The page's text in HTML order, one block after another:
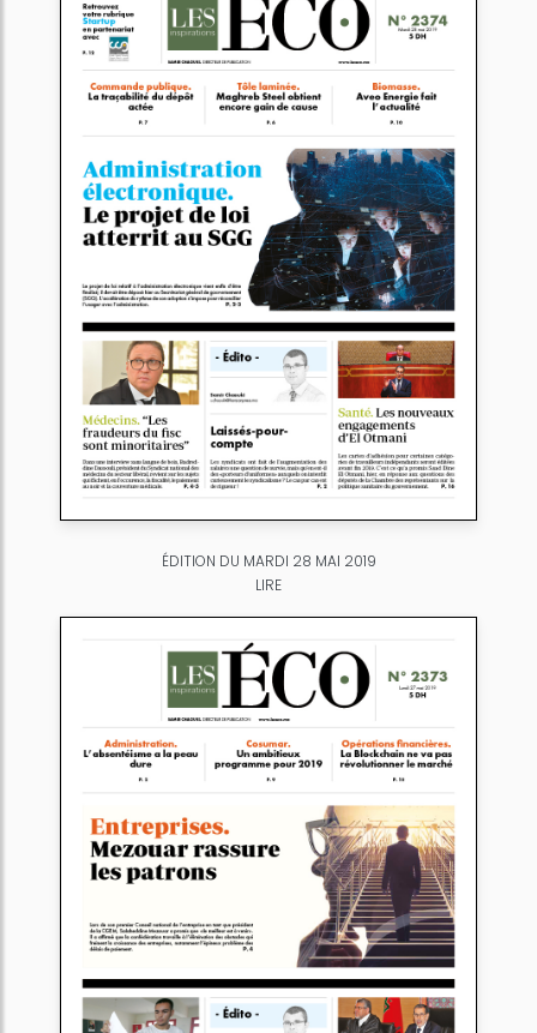
ÉDITION DU MARDI 28 MAI 2019
LIRE